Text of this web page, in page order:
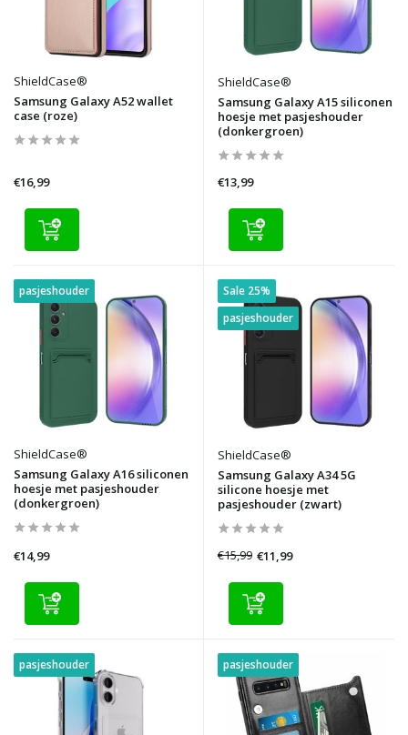
ShieldCase®
Samsung Galaxy A52 wallet
case (roze)
€16,99
ShieldCase®
Samsung Galaxy A15 siliconen
hoesje met pasjeshouder
(donkergroen)
€13,99
pasjeshouder
ShieldCase®
Samsung Galaxy A16 siliconen
hoesje met pasjeshouder
(donkergroen)
€14,99
Sale 25%
pasjeshouder
ShieldCase®
Samsung Galaxy A34 5G
silicone hoesje met
pasjeshouder (zwart)
€15,99 €11,99
pasjeshouder pasjeshouder